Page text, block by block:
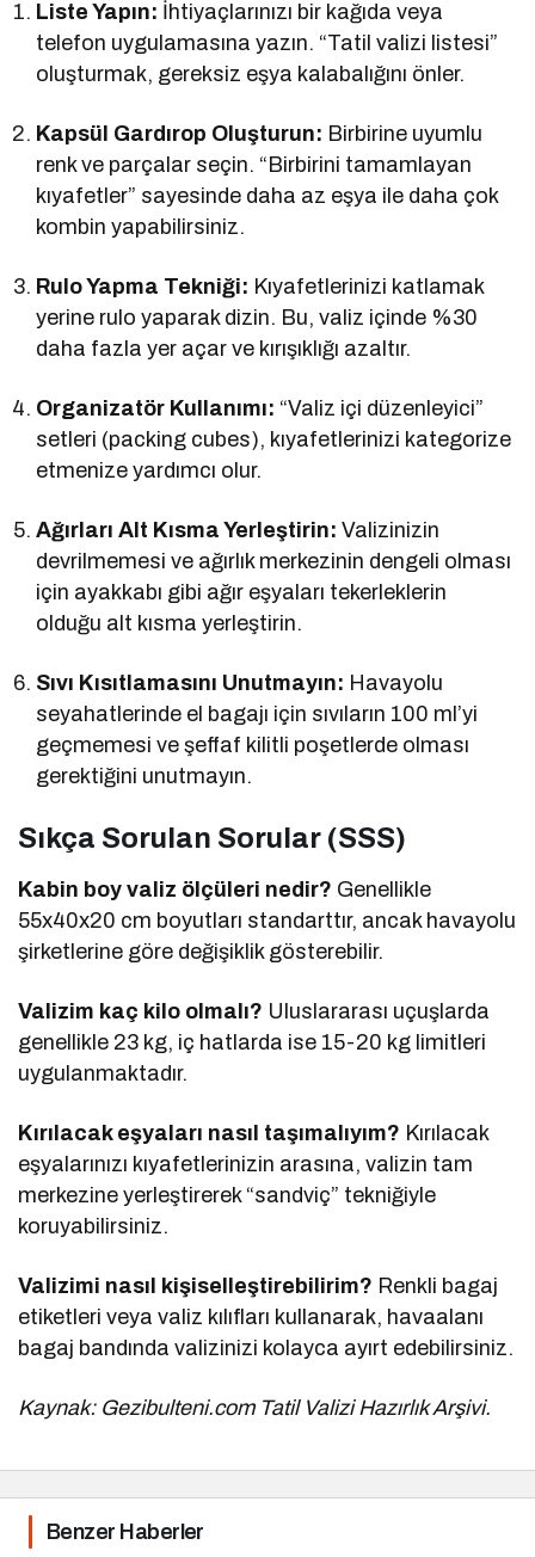
Liste Yapın: İhtiyaçlarınızı bir kağıda veya
telefon uygulamasına yazın. “Tatil valizi listesi”
oluşturmak, gereksiz eşya kalabalığını önler.
Kapsül Gardırop Oluşturun: Birbirine uyumlu
renk ve parçalar seçin. “Birbirini tamamlayan
kıyafetler” sayesinde daha az eşya ile daha çok
kombin yapabilirsiniz.
Rulo Yapma Tekniği: Kıyafetlerinizi katlamak
yerine rulo yaparak dizin. Bu, valiz içinde %30
daha fazla yer açar ve kırışıklığı azaltır.
Organizatör Kullanımı: “Valiz içi düzenleyici”
setleri (packing cubes), kıyafetlerinizi kategorize
etmenize yardımcı olur.
Ağırları Alt Kısma Yerleştirin: Valizinizin
devrilmemesi ve ağırlık merkezinin dengeli olması
için ayakkabı gibi ağır eşyaları tekerleklerin
olduğu alt kısma yerleştirin.
Sıvı Kısıtlamasını Unutmayın: Havayolu
seyahatlerinde el bagajı için sıvıların 100 ml’yi
geçmemesi ve şeffaf kilitli poşetlerde olması
gerektiğini unutmayın.
Sıkça Sorulan Sorular (SSS)
Kabin boy valiz ölçüleri nedir? Genellikle
55x40x20 cm boyutları standarttır, ancak havayolu
şirketlerine göre değişiklik gösterebilir.
Valizim kaç kilo olmalı? Uluslararası uçuşlarda
genellikle 23 kg, iç hatlarda ise 15-20 kg limitleri
uygulanmaktadır.
Kırılacak eşyaları nasıl taşımalıyım? Kırılacak
eşyalarınızı kıyafetlerinizin arasına, valizin tam
merkezine yerleştirerek “sandviç” tekniğiyle
koruyabilirsiniz.
Valizimi nasıl kişiselleştirebilirim? Renkli bagaj
etiketleri veya valiz kılıfları kullanarak, havaalanı
bagaj bandında valizinizi kolayca ayırt edebilirsiniz.
Kaynak: Gezibulteni.com Tatil Valizi Hazırlık Arşivi.
Benzer Haberler